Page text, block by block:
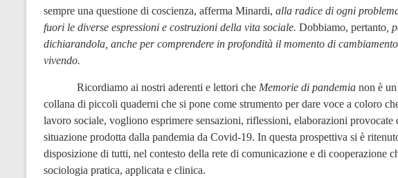
sempre una questione di coscienza, afferma Minardi, alla radice di ogni
fuori le diverse espressioni e costruzioni della vita sociale. Dobbiamo, pertanto ,
dichiarandola, anche per comprendere in profondità il momento di
vivendo.
Ricordiamo ai nostri aderenti e lettori che Memorie di pandemia non è
collana di piccoli quaderni che si pone come strumento per dare voce a coloro
lavoro sociale, vogliono esprimere sensazioni, riflessioni, elaborazioni provocate
situazione prodotta dalla pandemia da Covid-19. In questa prospettiva si è
disposizione di tutti, nel contesto della rete di comunicazione e di cooperazione
sociologia pratica, applicata e clinica.